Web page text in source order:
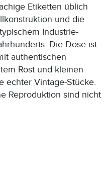
Etiketten üblich
und die
Industrie-
Die Dose ist
authentischen
Rost und kleinen
echter Vintage-Stücke.
Reproduktion sind nicht